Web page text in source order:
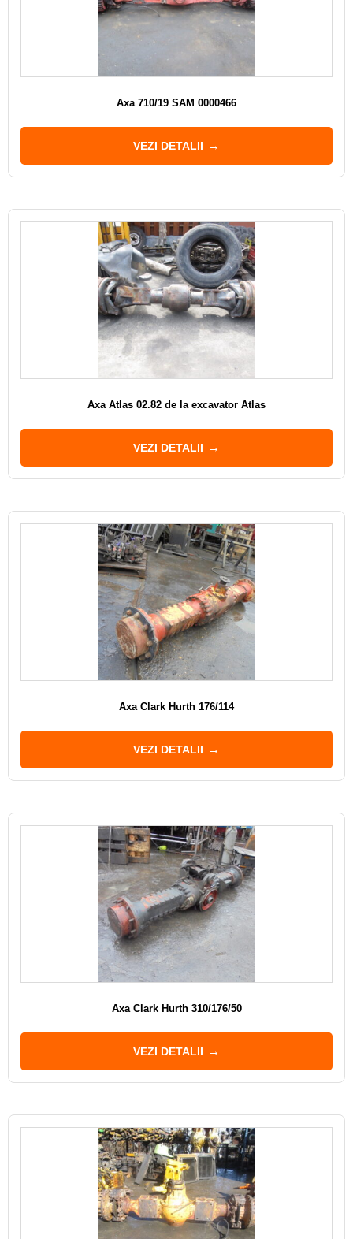
Axa 710/19 SAM 0000466
VEZI DETALII
Axa Atlas 02.82 de la excavator Atlas
VEZI DETALII
Axa Clark Hurth 176/114
VEZI DETALII
Axa Clark Hurth 310/176/50
VEZI DETALII